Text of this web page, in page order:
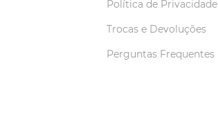
Política de Privacidade
Trocas e Devoluções
Perguntas Frequentes